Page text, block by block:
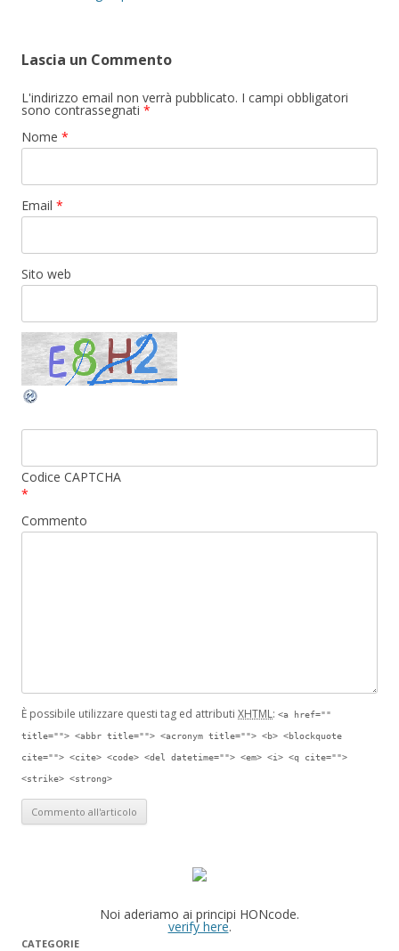
Lascia un Commento
L'indirizzo email non verrà pubblicato. I campi obbligatori
sono contrassegnati *
Nome *
Email *
Sito web
Codice CAPTCHA
*
Commento
È possibile utilizzare questi tag ed attributi XHTML: <a href=""
title=""> <abbr title=""> <acronym title=""> <b> <blockquote
cite=""> <cite> <code> <del datetime=""> <em> <i> <q cite="">
<strike> <strong>
Noi aderiamo ai principi HONcode.
verify here.
CATEGORIE